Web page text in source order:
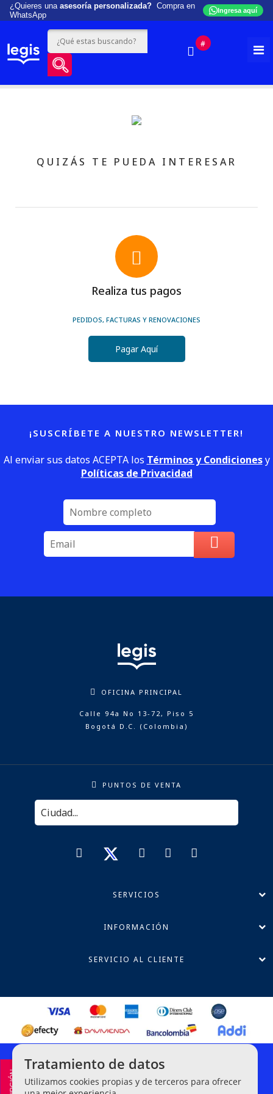
¿Quieres una asesoría personalizada? Compra en
WhatsApp
Ingresa aquí
#
QUIZÁS TE PUEDA INTERESAR
Realiza tus pagos
PEDIDOS, FACTURAS Y RENOVACIONES
Pagar Aquí
¡SUSCRÍBETE A NUESTRO NEWSLETTER!
Al enviar sus datos ACEPTA los Términos y Condicionesy
Políticas de Privacidad
OFICINA PRINCIPAL
Calle 94a No 13-72, Piso 5
Bogotá D.C. (Colombia)
PUNTOS DE VENTA
SERVICIOS
INFORMACIÓN
SERVICIO AL CLIENTE
Política de Privacidad
Línea Ética de Denuncias
Tratamiento de datos
Utilizamos cookies propias y de terceros para ofrecer